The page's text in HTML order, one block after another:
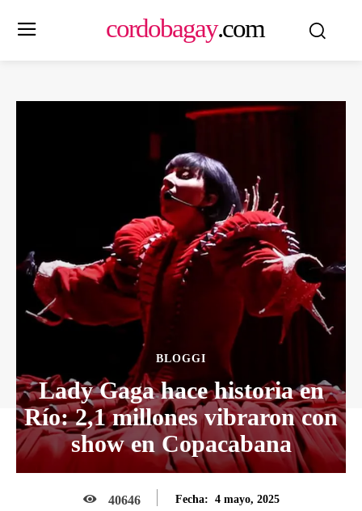
cordobagay.com
BLOGGI
Lady Gaga hace historia en
Río: 2,1 millones vibraron con
show en Copacabana
40646 Fecha: 4 mayo, 2025